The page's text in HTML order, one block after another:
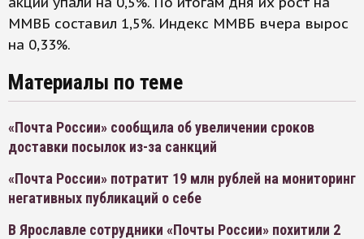
ММВБ составил 1,5%. Индекс ММВБ вчера вырос
на 0,33%.
Материалы по теме
«Почта России» сообщила об увеличении сроков
доставки посылок из-за санкций
«Почта России» потратит 19 млн рублей на мониторинг
негативных публикаций о себе
В Ярославле сотрудники «Почты России» похитили 2